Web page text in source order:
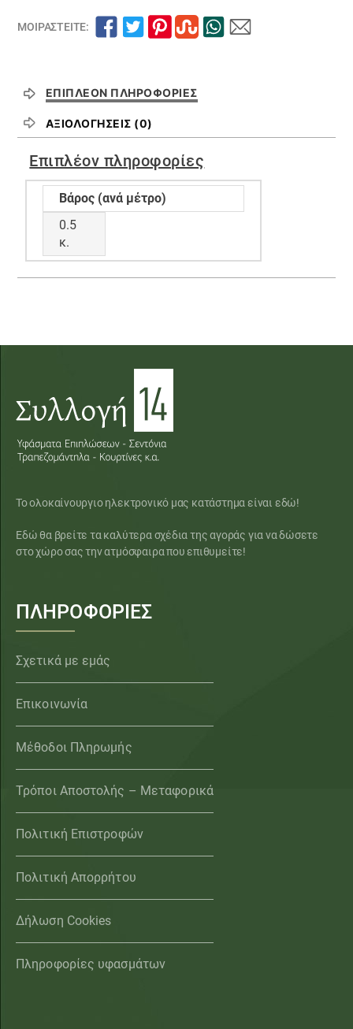
ΜΟΙΡΑΣΤΕΊΤΕ:
ΕΠΙΠΛΈΟΝ ΠΛΗΡΟΦΟΡΊΕΣ
ΑΞΙΟΛΟΓΉΣΕΙΣ (0)
Επιπλέον πληροφορίες
Βάρος (ανά μέτρο)
0.5
κ.
Το ολοκαίνουργιο ηλεκτρονικό μας κατάστημα είναι εδώ!
Εδώ θα βρείτε τα καλύτερα σχέδια της αγοράς για να δώσετε
στο χώρο σας την ατμόσφαιρα που επιθυμείτε!
ΠΛΗΡΟΦΟΡΙΕΣ
Σχετικά με εμάς
Επικοινωνία
Μέθοδοι Πληρωμής
Τρόποι Αποστολής – Μεταφορικά
Πολιτική Επιστροφών
Πολιτική Απορρήτου
Δήλωση Cookies
Πληροφορίες υφασμάτων